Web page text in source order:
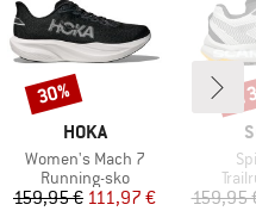
MÆRKE
HOKA
Artikel
Women's Mach 7
Produktgruppe
Running-sko
Pris
159,95 €Nedsat pris
111,97 €
Rabat
30%
159,95